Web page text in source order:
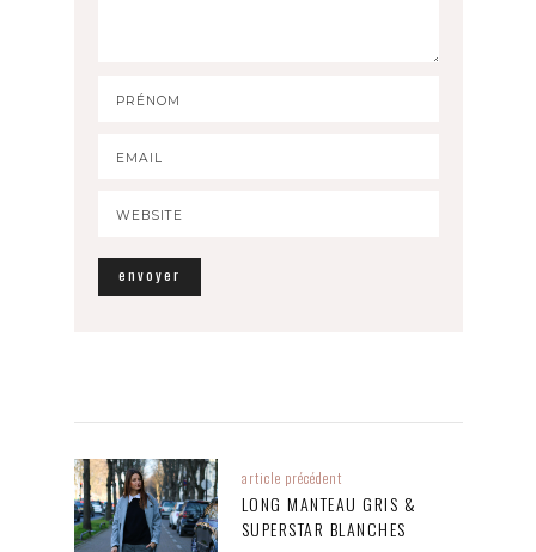
article précédent
LONG MANTEAU GRIS &
SUPERSTAR BLANCHES